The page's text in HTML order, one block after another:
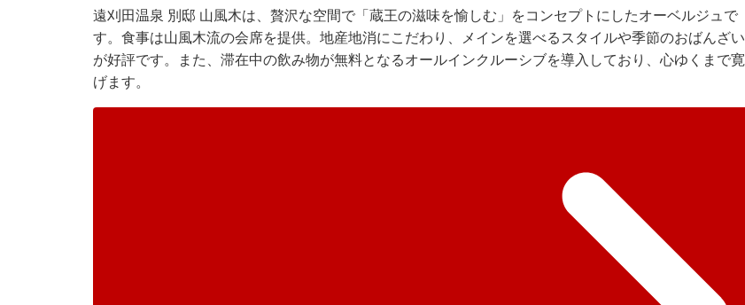
遠刈田温泉 別邸 山風木は、贅沢な空間で「蔵王の滋味を愉しむ」をコンセプトにしたオーベルジュで
す。食事は山風木流の会席を提供。地産地消にこだわり、メインを選べるスタイルや季節のおばんざい
が好評です。また、滞在中の飲み物が無料となるオールインクルーシブを導入しており、心ゆくまで寛
げます。